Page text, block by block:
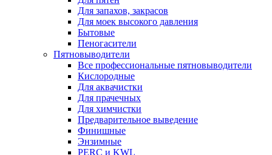
Для запахов, закрасов
Для моек высокого давления
Бытовые
Пеногасители
Пятновыводители
Все профессиональные пятновыводители
Кислородные
Для аквачистки
Для прачечных
Для химчистки
Предварительное выведение
Финишные
Энзимные
PERC и KWL